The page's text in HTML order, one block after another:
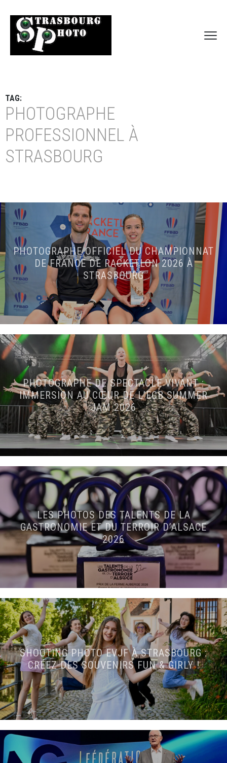
TAG:
PHOTOGRAPHE
PROFESSIONNEL À
STRASBOURG
PHOTOGRAPHE OFFICIEL DU CHAMPIONNAT
DE FRANCE DE RACKETLON 2026 À
STRASBOURG
PHOTOGRAPHE DE SPECTACLE VIVANT :
IMMERSION AU CŒUR DE L’ECB SUMMER
JAM 2026
LES PHOTOS DES TALENTS DE LA
GASTRONOMIE ET DU TERROIR D’ALSACE
2026
SHOOTING PHOTO EVJF À STRASBOURG :
CRÉEZ DES SOUVENIRS FUN & GIRLY !